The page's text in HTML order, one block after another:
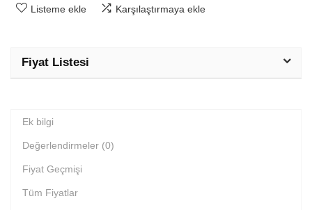
Listeme ekle Karşılaştırmaya ekle
Fiyat Listesi
Ek bilgi
Değerlendirmeler (0)
Fiyat Geçmişi
Tüm Fiyatlar